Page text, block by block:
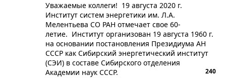
​Уважаемые коллеги! 19 августа 2020 г.
Институт систем энергетики им. Л.А.
Мелентьева СО РАН отмечает свое 60-
летие. Институт организован 19 августа 1960 г.
на основании постановления Президиума АН
СССР как Сибирский энергетический институт
(СЭИ) в составе Сибирского отделения
Академии наук СССР.
240